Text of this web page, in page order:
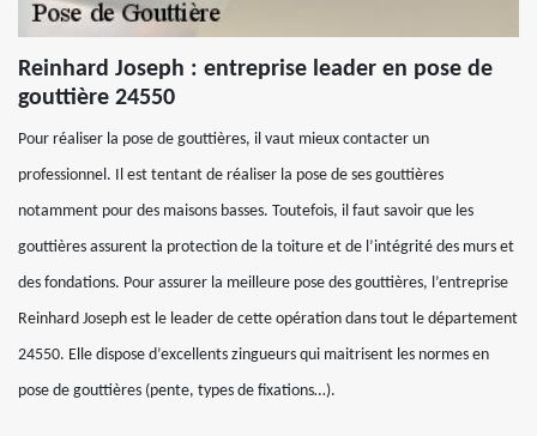
Reinhard Joseph : entreprise leader en pose de
gouttière 24550
Pour réaliser la pose de gouttières, il vaut mieux contacter un
professionnel. Il est tentant de réaliser la pose de ses gouttières
notamment pour des maisons basses. Toutefois, il faut savoir que les
gouttières assurent la protection de la toiture et de l’intégrité des murs et
des fondations. Pour assurer la meilleure pose des gouttières, l’entreprise
Reinhard Joseph est le leader de cette opération dans tout le département
24550. Elle dispose d’excellents zingueurs qui maitrisent les normes en
pose de gouttières (pente, types de fixations…).